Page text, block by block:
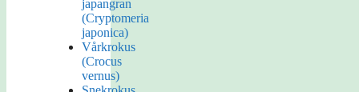
japangran
(Cryptomeria
japonica)
Vårkrokus
(Crocus
vernus)